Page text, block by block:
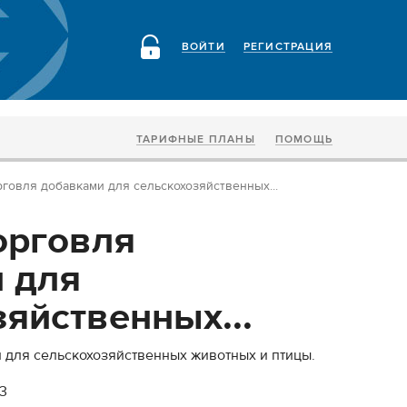
РЕГИСТРАЦИЯ
ВОЙТИ
ТАРИФНЫЕ ПЛАНЫ ПОМОЩЬ
добавками для сельскохозяйственных...
для
сельскохозяйственных животных и птицы.